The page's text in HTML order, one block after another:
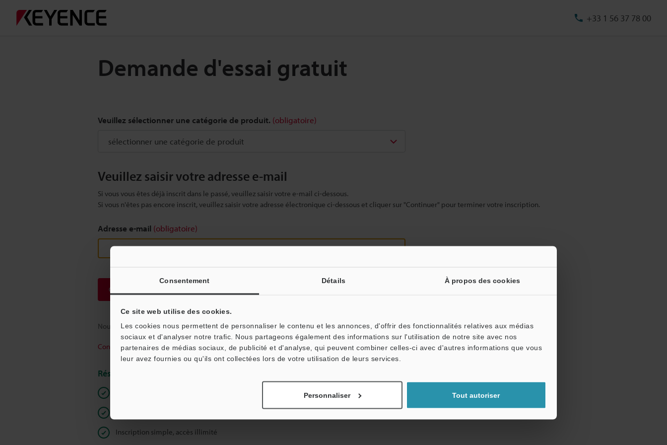
Consentement Détails À propos des cookies
Ce site web utilise des cookies.
Les cookies nous permettent de personnaliser le contenu et les annonces, d'offrir des fonctionnalités relatives aux médias
sociaux et d'analyser notre trafic. Nous partageons également des informations sur l'utilisation de notre site avec nos
partenaires de médias sociaux, de publicité et d'analyse, qui peuvent combiner celles-ci avec d'autres informations que vous
leur avez fournies ou qu'ils ont collectées lors de votre utilisation de leurs services.
Personnaliser Tout autoriser
+33 1 56 37 78 00
Demande d'essai gratuit
Veuillez sélectionner une catégorie de produit. (obligatoire)
Veuillez saisir votre adresse e-mail
Si vous vous êtes déjà inscrit dans le passé, veuillez saisir votre e-mail ci-dessous.
Si vous n'êtes pas encore inscrit, veuillez saisir votre adresse électronique ci-dessous et cliquer sur "Continuer" pour terminer votre inscription.
Adresse e-mail (obligatoire)
Continuer
Nous garantissons une confidentialité totale : vos informations ne seront jamais partagées.
Confidentialité
Réservé aux membres
Inscription simple, accès illimité